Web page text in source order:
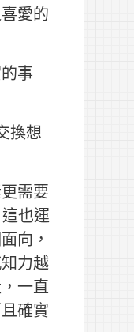
愛的
事
換想
需要
也運
向，
力越
一直
確實